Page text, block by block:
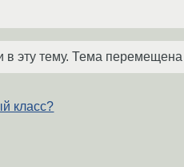
эту тему. Тема перемещена
класс?